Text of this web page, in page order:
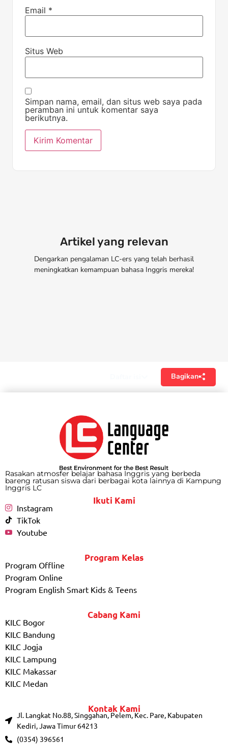
Email *
Situs Web
Simpan nama, email, dan situs web saya pada
peramban ini untuk komentar saya
berikutnya.
Artikel yang relevan
Dengarkan pengalaman LC-ers yang telah berhasil
meningkatkan kemampuan bahasa Inggris mereka!
Bagikan
Rasakan atmosfer belajar bahasa Inggris yang berbeda
bareng ratusan siswa dari berbagai kota lainnya di Kampung
Inggris LC
Ikuti Kami
Instagram
TikTok
Youtube
Program Kelas
Program Offline
Program Online
Program English Smart Kids & Teens
Cabang Kami
KILC Bogor
KILC Bandung
KILC Jogja
KILC Lampung
KILC Makassar
KILC Medan
Kontak Kami
Jl. Langkat No.88, Singgahan, Pelem, Kec. Pare, Kabupaten
Kediri, Jawa Timur 64213
(0354) 396561